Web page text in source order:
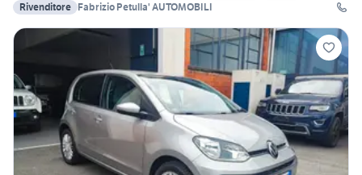
Rivenditore Fabrizio Petulla' AUTOMOBILI